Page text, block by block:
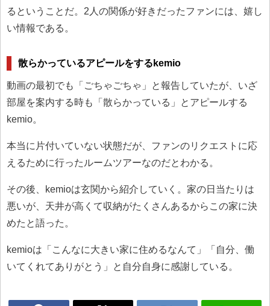
るということだ。2人の関係が好きだったファンには、嬉し
い情報である。
散らかっているアピールをするkemio
動画の最初でも「ごちゃごちゃ」と報告していたが、いざ
部屋を案内する時も「散らかっている」とアピールする
kemio。
本当に片付いていない状態だが、ファンのリクエストに応
えるために行ったルームツアーなのだとわかる。
その後、kemioは玄関から紹介していく。家の日当たりは
悪いが、天井が高くて収納がたくさんあるからこの家に決
めたと語った。
kemioは「こんなに大きい家に住めるなんて」「自分、働
いてくれてありがとう」と自分自身に感謝している。